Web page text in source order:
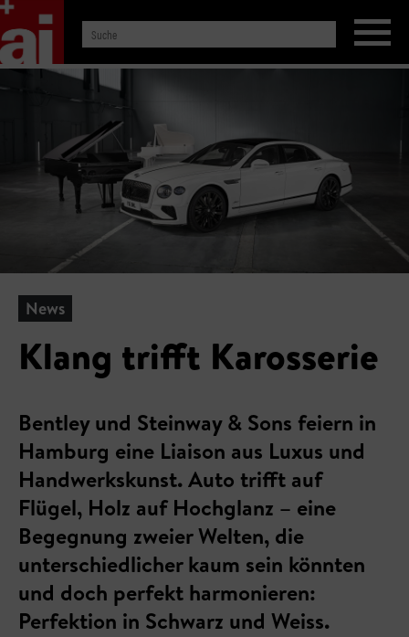
News
Klang trifft Karosserie
Bentley und Steinway & Sons feiern in
Hamburg eine Liaison aus Luxus und
Handwerkskunst. Auto trifft auf
Flügel, Holz auf Hochglanz – eine
Begegnung zweier Welten, die
unterschiedlicher kaum sein könnten
und doch perfekt harmonieren:
Perfektion in Schwarz und Weiss.